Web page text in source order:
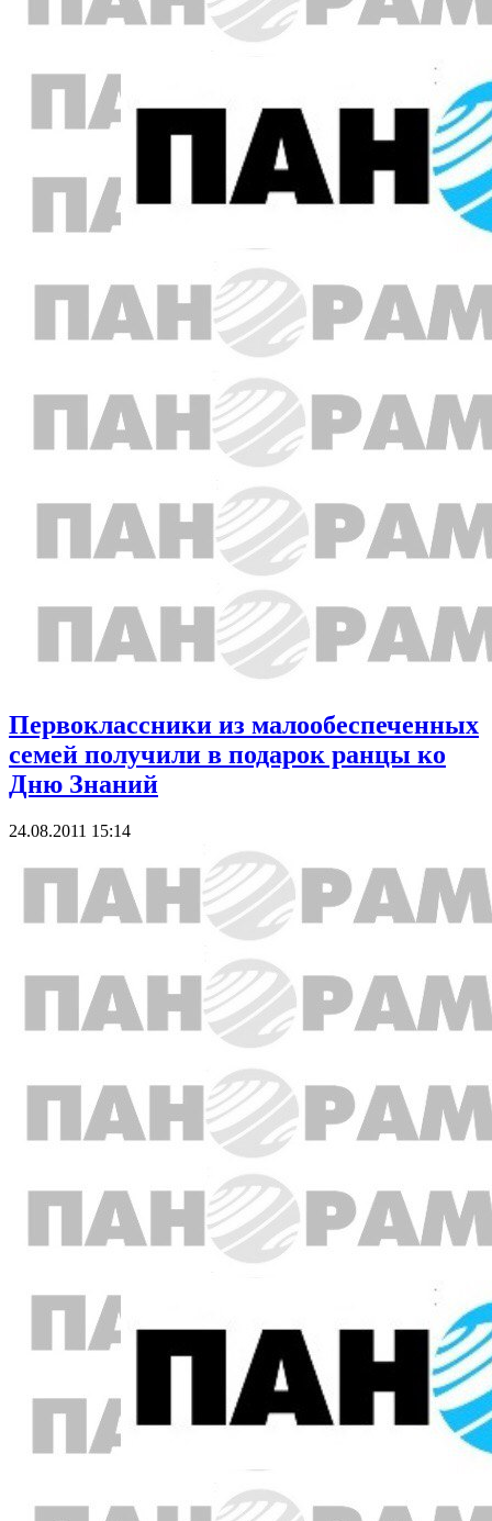
Первоклассники из малообеспеченных
семей получили в подарок ранцы ко
Дню Знаний
24.08.2011 15:14